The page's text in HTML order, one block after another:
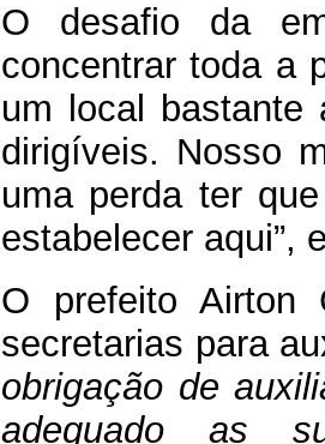
O desafio da
concentrar toda a
um local bastante
dirigíveis. Nosso
uma perda ter
estabelecer aqui”,
O prefeito Airton
secretarias para
obrigação de
adequado as